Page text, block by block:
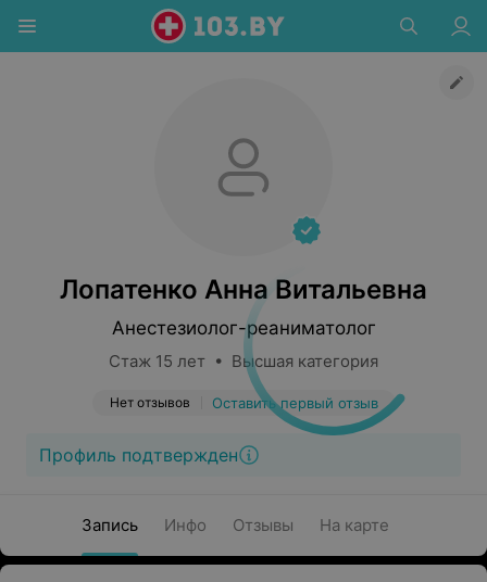
Лопатенко Анна Витальевна
Анестезиолог-реаниматолог
Стаж 15 лет • Высшая категория
Нет отзывов Оставить первый отзыв
Профиль подтвержден
Запись Инфо Отзывы На карте